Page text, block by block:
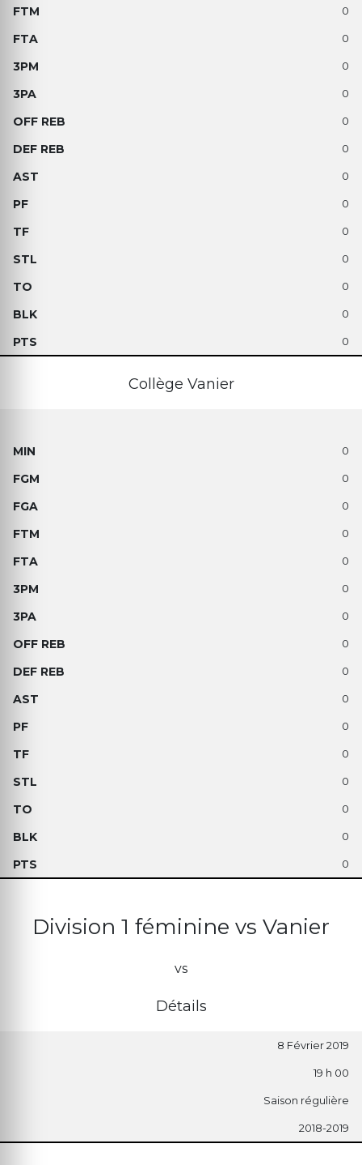
0
0
0
0
0
0
0
0
0
0
0
0
0
Collège Vanier
0
0
0
0
0
0
0
0
0
0
0
0
0
0
0
0
Division 1 féminine vs Vanier
vs
Détails
8 Février 2019
19 h 00
Saison régulière
2018-2019